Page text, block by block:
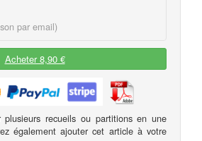
par email)
Acheter 8,90 €
plusieurs recueils ou partitions en une
également ajouter cet article à votre